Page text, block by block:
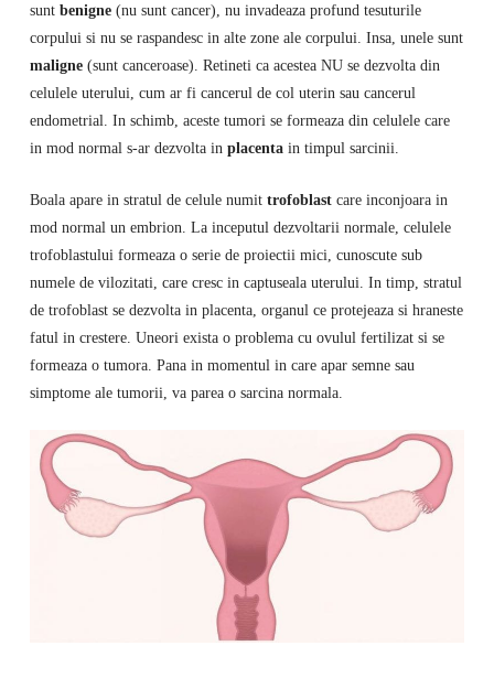
sunt benigne(nu sunt cancer), nu invadeaza profund tesuturile
corpului si nu se raspandesc in alte zone ale corpului. Insa, unele sunt
maligne(sunt canceroase). Retineti ca acestea NU se dezvolta din
celulele uterului, cum ar fi cancerul de col uterin sau cancerul
endometrial. In schimb, aceste tumori se formeaza din celulele care
in mod normal s-ar dezvolta in placentain timpul sarcinii.
Boala apare in stratul de celule numit trofoblastcare inconjoara in
mod normal un embrion. La inceputul dezvoltarii normale, celulele
trofoblastului formeaza o serie de proiectii mici, cunoscute sub
numele de vilozitati, care cresc in captuseala uterului. In timp, stratul
de trofoblast se dezvolta in placenta, organul ce protejeaza si hraneste
fatul in crestere. Uneori exista o problema cu ovulul fertilizat si se
formeaza o tumora. Pana in momentul in care apar semne sau
simptome ale tumorii, va parea o sarcina normala.